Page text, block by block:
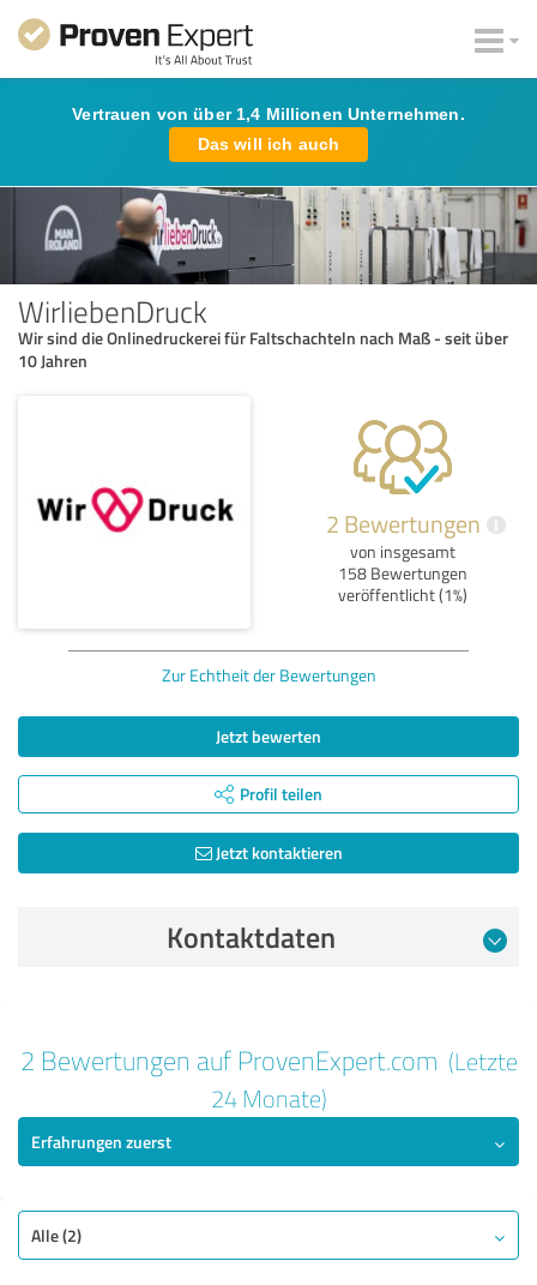
Vertrauen von über 1,4 Millionen Unternehmen.
Das will ich auch
WirliebenDruck
Wir sind die Onlinedruckerei für Faltschachteln nach Maß - seit über
10 Jahren
2 Bewertungen i
von insgesamt
158 Bewertungen
veröffentlicht (1%)
Zur Echtheit der Bewertungen
Jetzt bewerten
Profil teilen
Jetzt kontaktieren
Kontaktdaten
SEHR GUT
Angebot
Information
2 Bewertungen auf ProvenExpert.com (Letzte
24 Monate)
Erfahrungen zuerst
Alle (2)